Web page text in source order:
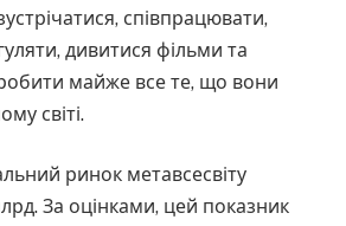
співпрацювати,
дивитися фільми та
майже все те, що вони
світі.
ринок метавсесвіту
За оцінками, цей показник